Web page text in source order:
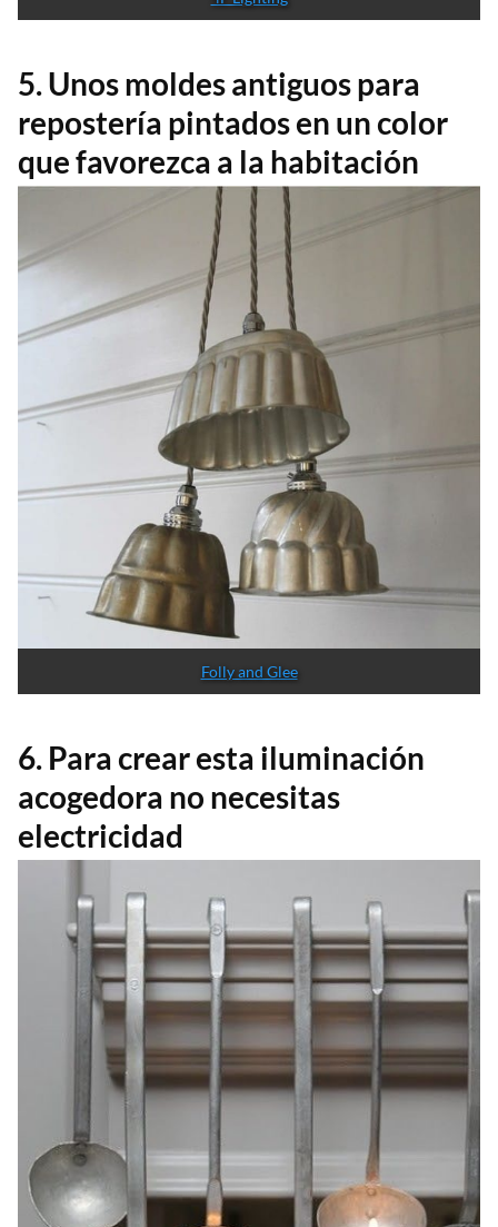
5. Unos moldes antiguos para
repostería pintados en un color
que favorezca a la habitación
Folly and Glee
6. Para crear esta iluminación
acogedora no necesitas
electricidad